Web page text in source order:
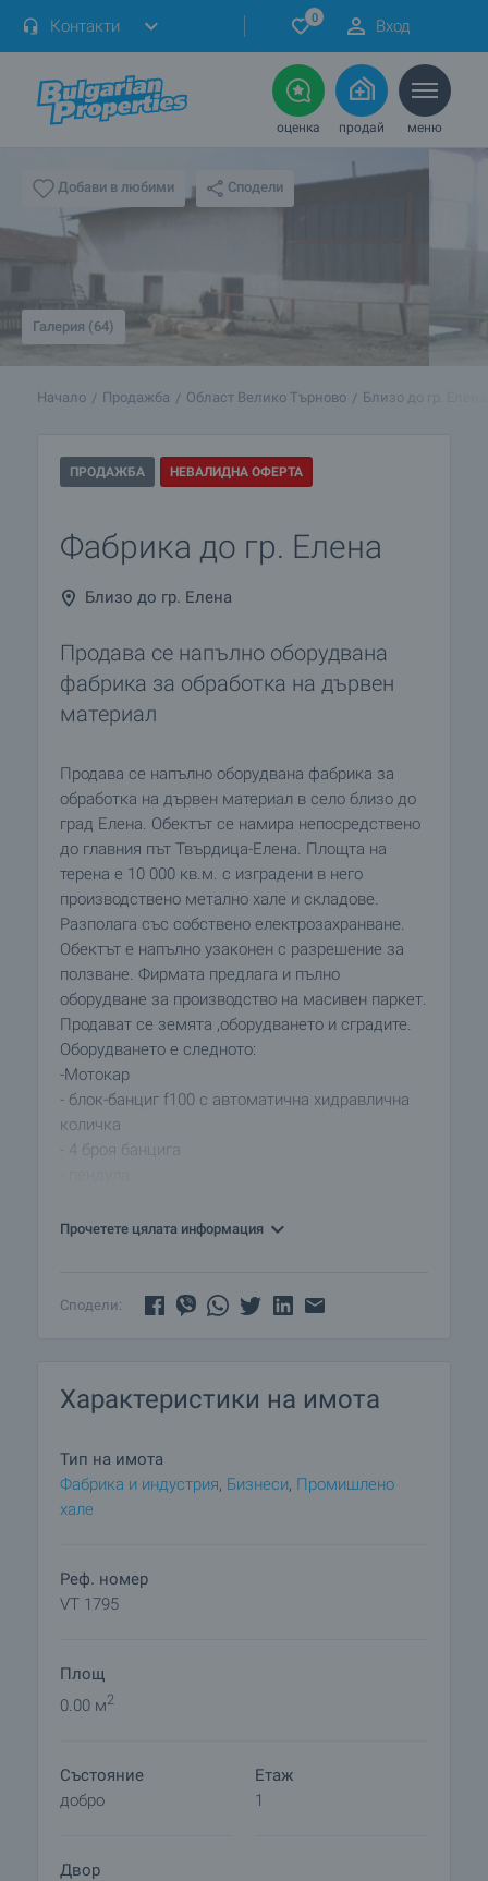
Контакти 0 Вход
оценка продай меню
Добави в любими Сподели
Галерия (64)
Начало Продажба Област Велико Търново Близо до гр. Елена
ПРОДАЖБА НЕВАЛИДНА ОФЕРТА
Фабрика до гр. Елена
Близо до гр. Елена
Продава се напълно оборудвана
фабрика за обработка на дървен
материал
Продава се напълно оборудвана фабрика за
обработка на дървен материал в село близо до
град Елена. Обектът се намира непосредствено
до главния път Твърдица-Елена. Площта на
терена е 10 000 кв.м. с изградени в него
производствено метално хале и складове.
Разполага със собствено електрозахранване.
Обектът е напълно узаконен с разрешение за
ползване. Фирмата предлага и пълно
оборудване за производство на масивен паркет.
Продават се земята ,оборудването и сградите.
Оборудването е следното:
-Мотокар
- блок-банциг f100 с автоматична хидравлична
количка
- 4 броя банцига
- цялостно оборудване за заточване на ленти и
търсещите да развиват собствен бизнес в
Прочетете цялата информация
Сподели:
Характеристики на имота
Тип на имота
Фабрика и индустрия, Бизнеси, Промишлено
хале
Реф. номер
VT 1795
Площ
0.00 м2
Състояние
добро
Етаж
1
Двор